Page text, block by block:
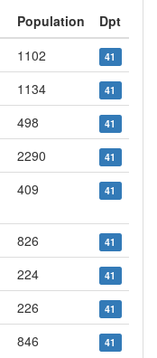
Population
Dpt
1102 41
1134 41
498 41
2290 41
409 41
826 41
224 41
226 41
846 41